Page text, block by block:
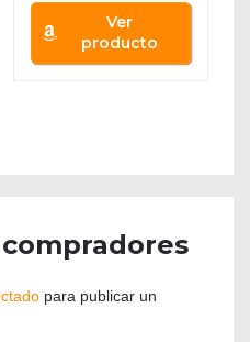
Ver
producto
para publicar un